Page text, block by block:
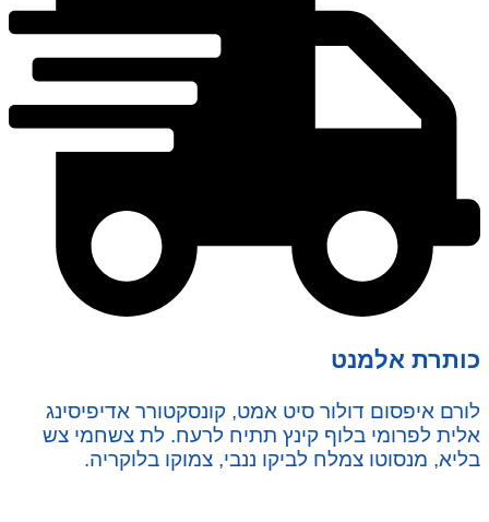
כותרת אלמנט
לורם איפסום דולור סיט אמט, קונסקטורר אדיפיסינג
אלית לפרומי בלוף קינץ תתיח לרעח. לת צשחמי צש
בליא, מנסוטו צמלח לביקו ננבי, צמוקו בלוקריה.